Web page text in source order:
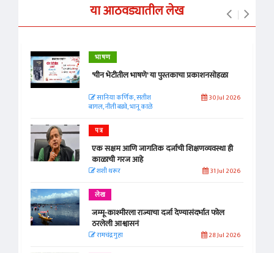
या आठवड्यातील लेख
भाषण
'चीन भेटीतील भाषणे' या पुस्तकाचा प्रकाशनसोहळा
सानिया कर्णिक, सतीश
बागल, नीती बडवे, भानू काळे
30 Jul 2026
पत्र
एक सक्षम आणि जागतिक दर्जाची शिक्षणव्यवस्था ही
काळाची गरज आहे
शशी थरूर 31 Jul 2026
लेख
जम्मू-काश्मीरला राज्याचा दर्जा देण्यासंदर्भात फोल
ठरलेली आश्वासनं
रामचंद्र गुहा 28 Jul 2026